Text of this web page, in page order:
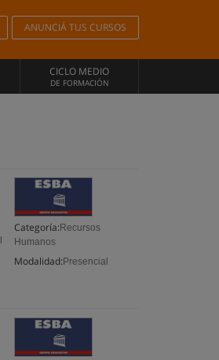
ANUNCIÁ TUS CURSOS
CICLO MEDIO
DE FORMACIÓN
Categoría: Recursos
Humanos
Modalidad: Presencial